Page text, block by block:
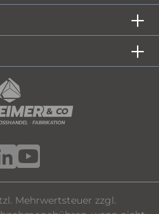
Mehrwertsteuer zzgl.